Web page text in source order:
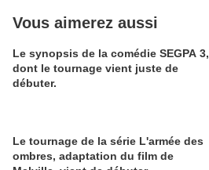
Vous aimerez aussi
Le synopsis de la comédie SEGPA 3,
dont le tournage vient juste de
débuter.
Le tournage de la série L'armée des
ombres, adaptation du film de